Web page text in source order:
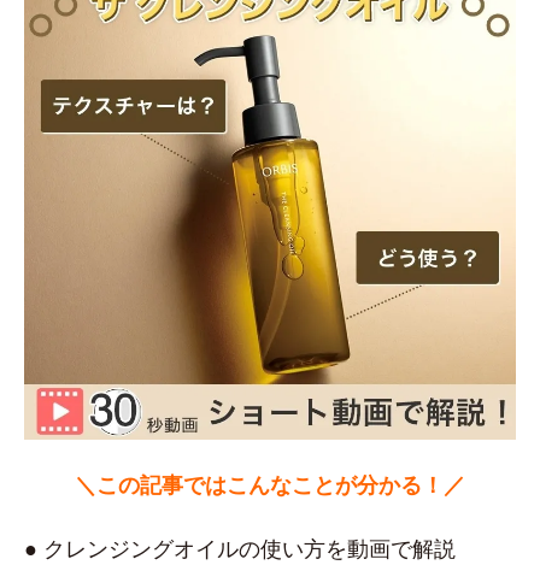
＼この記事ではこんなことが分かる！／
● クレンジングオイルの使い方を動画で解説